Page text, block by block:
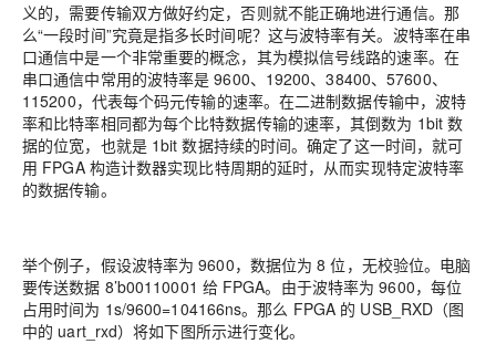
义的，需要传输双方做好约定，否则就不能正确地进行通信。那
么“一段时间”究竟是指多长时间呢？这与波特率有关。波特率在串
口通信中是一个非常重要的概念，其为模拟信号线路的速率。在
串口通信中常用的波特率是 9600、19200、38400、57600、
115200，代表每个码元传输的速率。在二进制数据传输中，波特
率和比特率相同都为每个比特数据传输的速率，其倒数为 1bit 数
据的位宽，也就是 1bit 数据持续的时间。确定了这一时间，就可
用 FPGA 构造计数器实现比特周期的延时，从而实现特定波特率
的数据传输。
举个例子，假设波特率为 9600，数据位为 8 位，无校验位。电脑
要传送数据 8’b00110001 给 FPGA。由于波特率为 9600，每位
占用时间为 1s/9600=104166ns。那么 FPGA 的 USB_RXD（图
中的 uart_rxd）将如下图所示进行变化。